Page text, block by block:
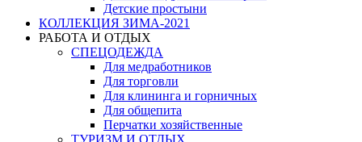
Детские простыни
КОЛЛЕКЦИЯ ЗИМА-2021
РАБОТА И ОТДЫХ
СПЕЦОДЕЖДА
Для медработников
Для торговли
Для клининга и горничных
Для общепита
Перчатки хозяйственные
ТУРИЗМ И ОТДЫХ